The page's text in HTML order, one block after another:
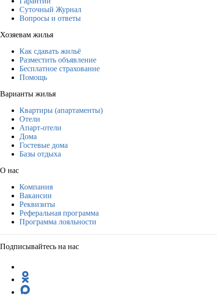
Суточный Журнал
Вопросы и ответы
Хозяевам жилья
Как сдавать жильё
Разместить объявление
Бесплатное страхование
Помощь
Варианты жилья
Квартиры (апартаменты)
Отели
Апарт-отели
Дома
Гостевые дома
Базы отдыха
О нас
Компания
Вакансии
Реквизиты
Реферальная программа
Программа лояльности
Подписывайтесь на нас